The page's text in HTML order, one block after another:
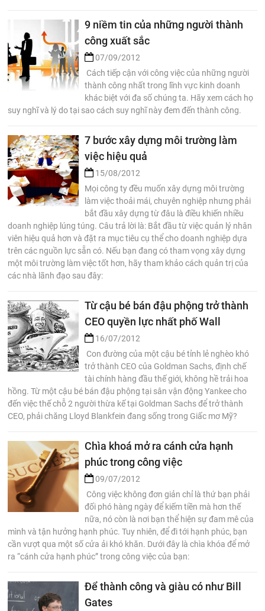
9 niềm tin của những người thành
công xuất sắc
07/09/2012
Cách tiếp cận với công việc của những người
thành công nhất trong lĩnh vực kinh doanh
khác biệt với đa số chúng ta. Hãy xem cách họ
suy nghĩ và lý do tại sao cách suy nghĩ này đem đến thành công.
7 bước xây dựng môi trường làm
việc hiệu quả
15/08/2012
Mọi công ty đều muốn xây dựng môi trường
làm việc thoải mái, chuyên nghiệp nhưng phải
bắt đầu xây dựng từ đâu là điều khiến nhiều
doanh nghiệp lúng túng. Câu trả lời là: Bắt đầu từ việc quản lý nhân
viên hiệu quả hơn và đặt ra mục tiêu cụ thể cho doanh nghiệp dựa
trên các nguồn lực sẵn có. Nếu bạn đang có tham vọng xây dựng
một môi trường làm việc tốt hơn, hãy tham khảo cách quản trị của
các nhà lãnh đạo sau đây:
Từ cậu bé bán đậu phộng trở thành
CEO quyền lực nhất phố Wall
16/07/2012
Con đường của một cậu bé tỉnh lẻ nghèo khó
trở thành CEO của Goldman Sachs, định chế
tài chính hàng đầu thế giới, không hề trải hoa
hồng. Từ một cậu bé bán đậu phộng tại sân vận động Yankee cho
đến việc thế chỗ 2 người thừa kế tại Goldman Sachs để trở thành
CEO, phải chăng Lloyd Blankfein đang sống trong Giấc mơ Mỹ?
Chìa khoá mở ra cánh cửa hạnh
phúc trong công việc
09/07/2012
Công việc không đơn giản chỉ là thứ bạn phải
đối phó hàng ngày để kiếm tiền mà hơn thế
nữa, nó còn là nơi bạn thể hiện sự đam mê của
mình và tận hưởng hạnh phúc. Tuy nhiên, để đi tới hạnh phúc, bạn
cần vượt qua một số cửa ải khó khăn. Dưới đây là chìa khóa để mở
ra “cánh cửa hạnh phúc” trong công việc của bạn:
Để thành công và giàu có như Bill
Gates